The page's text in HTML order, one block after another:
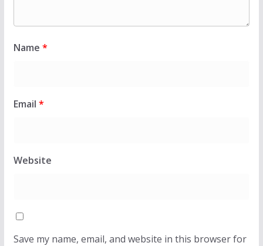
Name *
Email *
Website
Save my name, email, and website in this browser for